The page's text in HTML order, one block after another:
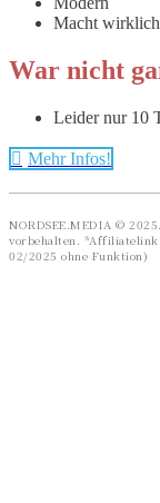
Macht
War nicht
Leider nur 10
Mehr Infos!
NORDSEE.MEDIA ©
vorbehalten.
02/2025 ohne Funktion)